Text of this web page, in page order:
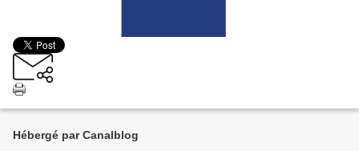
Hébergé par Canalblog